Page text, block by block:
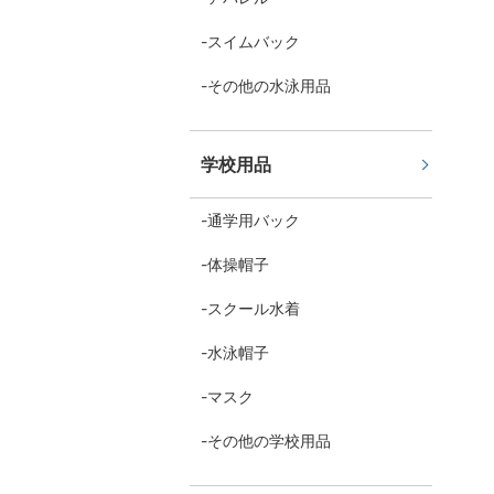
スイムバック
その他の水泳用品
学校用品
通学用バック
体操帽子
スクール水着
水泳帽子
マスク
その他の学校用品